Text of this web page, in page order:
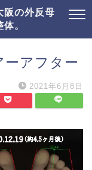
阪の外反母
。
アフター
2021年6月8日